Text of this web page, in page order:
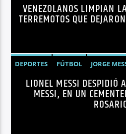
TERREMOTOS VENEZUELA
VENEZOLANOS LIMPIAN
TERREMOTOS QUE
DEPORTES FÚTBOL JORGE
NOTICIAS
LIONEL MESSI DESPIDIÓ
MESSI, EN UN